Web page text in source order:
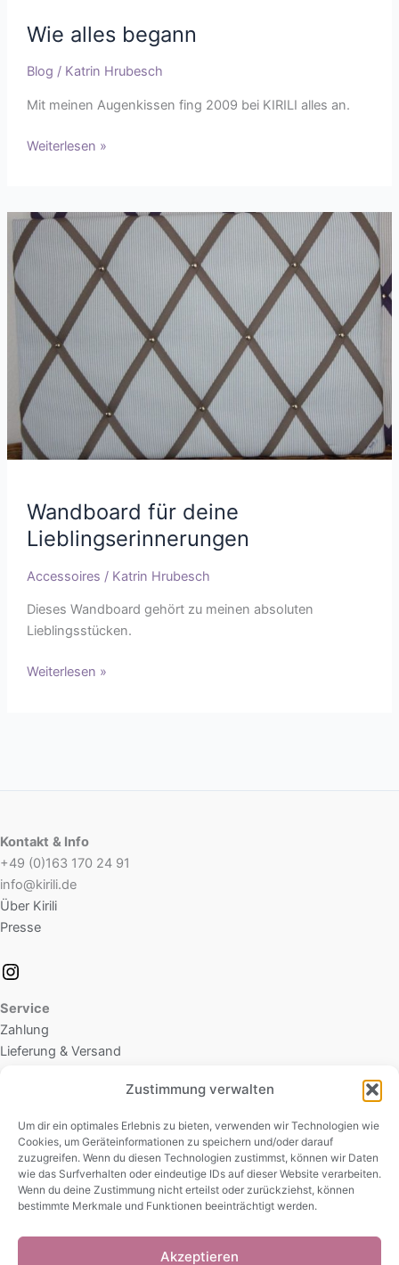
Zustimmung verwalten
Um dir ein optimales Erlebnis zu bieten, verwenden wir Technologien wie
Cookies, um Geräteinformationen zu speichern und/oder darauf
zuzugreifen. Wenn du diesen Technologien zustimmst, können wir Daten
wie das Surfverhalten oder eindeutige IDs auf dieser Website verarbeiten.
Wenn du deine Zustimmung nicht erteilst oder zurückziehst, können
bestimmte Merkmale und Funktionen beeinträchtigt werden.
Akzeptieren
Wie alles begann
Blog / Katrin Hrubesch
Mit meinen Augenkissen fing 2009 bei KIRILI alles an.
Weiterlesen »
Wandboard für deine
Lieblingserinnerungen
Accessoires / Katrin Hrubesch
Dieses Wandboard gehört zu meinen absoluten
Lieblingsstücken.
Wandboard
für
Lieblingserinnerungen
Weiterlesen »
Kontakt & Info
+49 (0)163 170 24 91
info@kirili.de
Über Kirili
Presse
Service
Zahlung
Lieferung & Versand
Datenschutz
Cookie-Richtlinie (EU)
AGB
Widerrufsbelehrung
Impressum